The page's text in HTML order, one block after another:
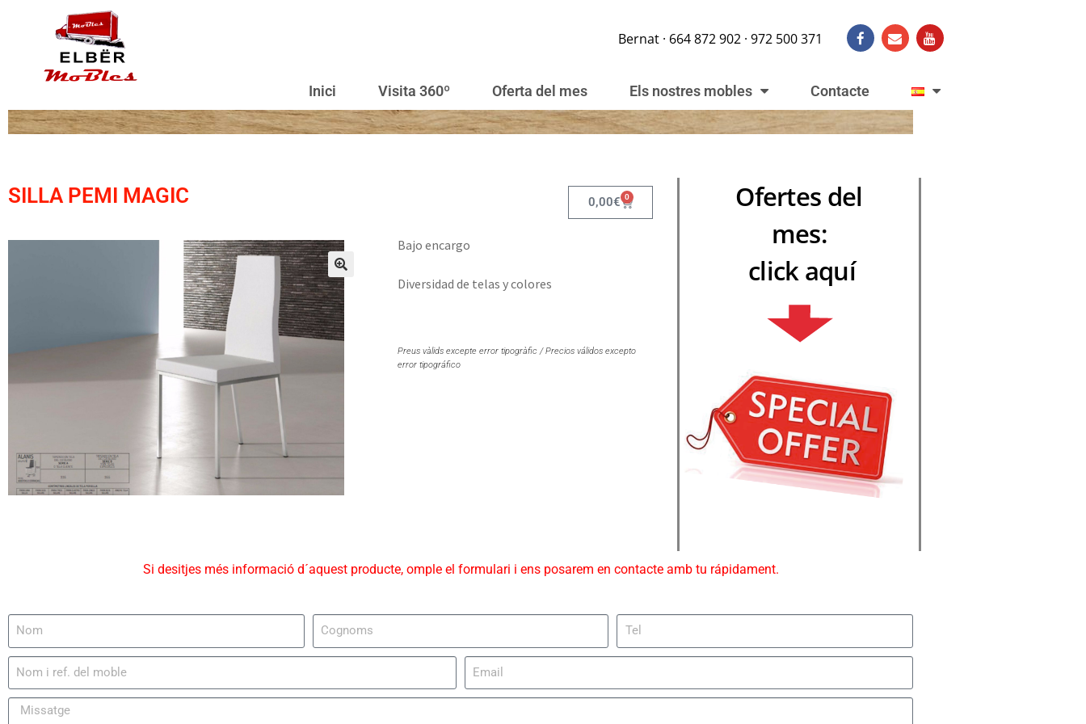
Bernat · 664 872 902 · 972 500 371
Inici Visita 360º Oferta del mes Els nostres mobles Contacte
SILLA PEMI MAGIC 0,00€ 0
Bajo encargo
Diversidad de telas y colores
Preus vàlids excepte error tipogràfic / Precios válidos excepto
error tipográfico
Ofertes del
mes:
click aquí
Si desitjes més informació d´aquest producte, omple el formulari i ens posarem en contacte amb tu rápidament.